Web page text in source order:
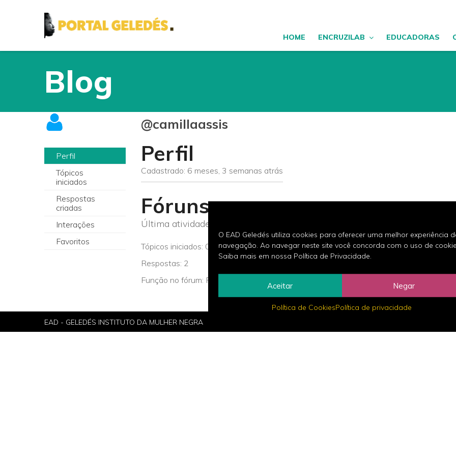
O EAD Geledés utiliza cookies para oferecer uma melhor experiência
navegação. Ao navegar neste site você concorda com o uso de
Saiba mais em nossa Política de Privacidade.
Aceitar Negar
Política de CookiesPolítica de privacidade
HOME ENCRUZILAB EDUCADORAS
Blog
Perfil
Tópicos
iniciados
Respostas
criadas
Interações
Favoritos
@camillaassis
Perfil
Cadastrado: 6 meses, 3 semanas atrás
Fóruns
Última atividade: 6 meses atrás
Tópicos iniciados: 0
Respostas: 2
Função no fórum: Participante
EAD - GELEDÉS INSTITUTO DA MULHER NEGRA